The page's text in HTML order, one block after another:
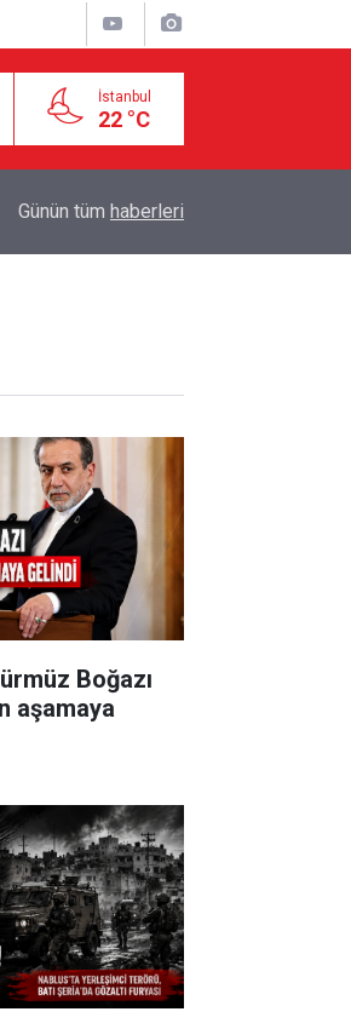
İstanbul
22 °C
İKİNCİ AŞAMA İÇİN RESMÎ YANIT
Günün tüm haberleri
Boğazı
aşamaya